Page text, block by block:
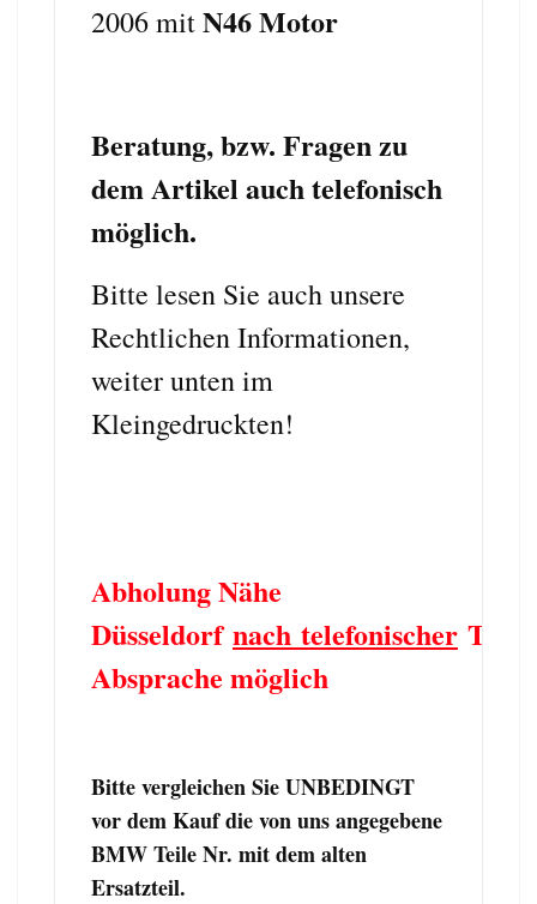
2006 mitN46 Motor
Beratung, bzw. Fragen zu
dem Artikel auch telefonisch
möglich.
Bitte lesen Sie auch unsere
Rechtlichen Informationen,
weiter unten im
Kleingedruckten!
Abholung Nähe
Düsseldorfnach telefonischer
Absprache möglich
Bitte vergleichen Sie UNBEDINGT
vor dem Kauf die von uns angegebene
BMW Teile Nr. mit dem alten
Ersatzteil.